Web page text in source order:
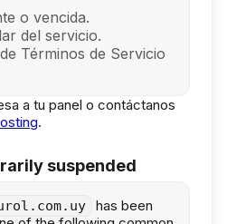
o vencida.
del servicio.
Términos de Servicio
a tu panel o contáctanos
.
suspended
has been